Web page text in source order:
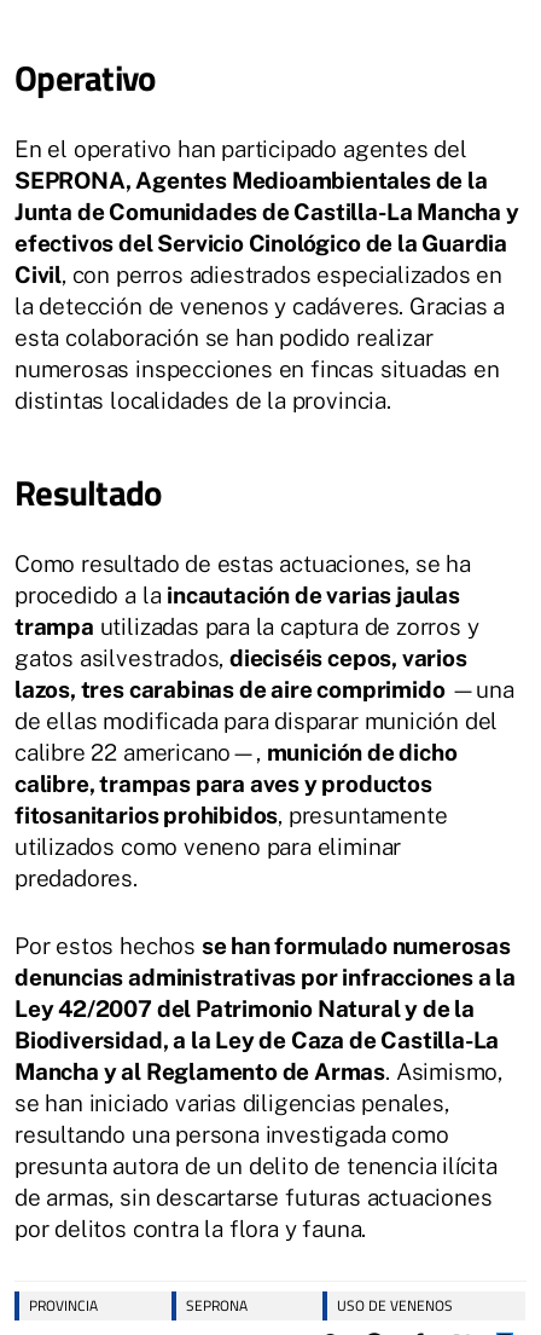
Operativo
En el operativo han participado agentes del
SEPRONA, Agentes Medioambientales de la
Junta de Comunidades de Castilla-La Mancha y
efectivos del Servicio Cinológico de la Guardia
Civil, con perros adiestrados especializados en
la detección de venenos y cadáveres. Gracias a
esta colaboración se han podido realizar
numerosas inspecciones en fincas situadas en
distintas localidades de la provincia.
Resultado
Como resultado de estas actuaciones, se ha
procedido a la incautación de varias jaulas
trampa utilizadas para la captura de zorros y
gatos asilvestrados,dieciséis cepos, varios
lazos, tres carabinas de aire comprimido—una
de ellas modificada para disparar munición del
calibre 22 americano—, munición de dicho
calibre, trampas para aves y productos
fitosanitarios prohibidos, presuntamente
utilizados como veneno para eliminar
predadores.
Por estos hechos se han formulado numerosas
denuncias administrativas por infracciones a la
Ley 42/2007 del Patrimonio Natural y de la
Biodiversidad, a la Ley de Caza de Castilla-La
Mancha y al Reglamento de Armas. Asimismo,
se han iniciado varias diligencias penales,
resultando una persona investigada como
presunta autora de un delito de tenencia ilícita
de armas, sin descartarse futuras actuaciones
por delitos contra la flora y fauna.
PROVINCIA SEPRONA USO DE VENENOS